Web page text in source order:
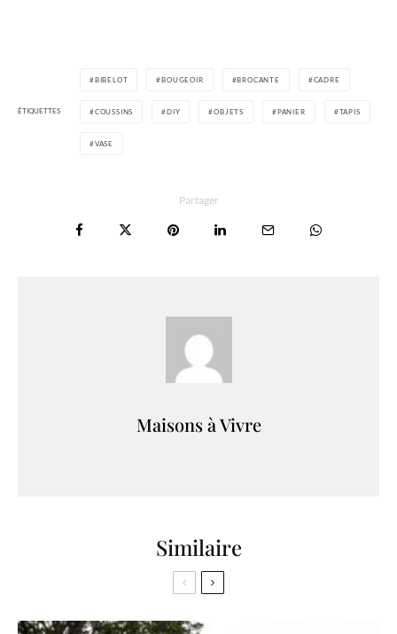
ÉTIQUETTES
BIBELOT BOUGEOIR BROCANTE CADRE
COUSSINS DIY OBJETS PANIER TAPIS
VASE
Partager
Maisons à Vivre
Similaire